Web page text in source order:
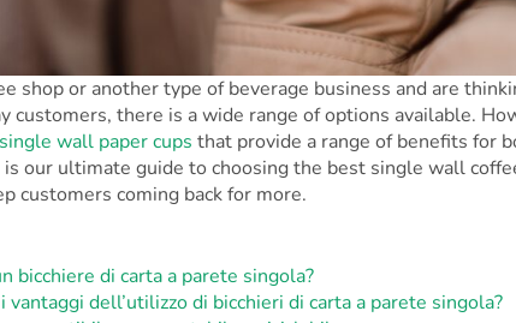
shop or another type of beverage business and are
customers, there is a wide range of options available.
wall paper cups that provide a range of benefits for
our ultimate guide to choosing the best single wall
customers coming back for more.
bicchiere di carta a parete singola?
vantaggi dell’utilizzo di bicchieri di carta a parete singola?